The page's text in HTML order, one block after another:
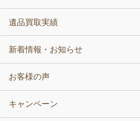
遺品買取実績
新着情報・お知らせ
お客様の声
キャンペーン